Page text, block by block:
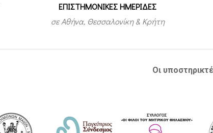
ΕΠΙΣΤΗΜΟΝΙΚΕΣ ΗΜΕΡΙΔΕΣ
σε Αθήνα, Θεσσαλονίκη & Κρήτη
Οι